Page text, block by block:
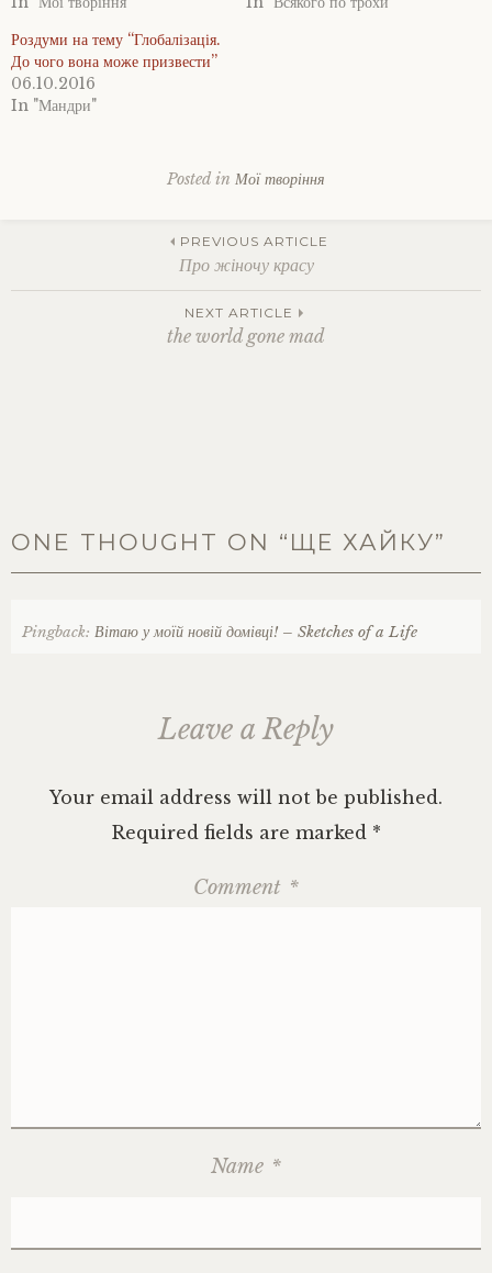
Роздуми на тему “Глобалізація.
До чого вона може призвести”
06.10.2016
In "Мандри"
Posted in Мої творіння
navigation
PREVIOUS ARTICLE
Про жіночу красу
NEXT ARTICLE
the world gone mad
ONE THOUGHT ON “ ЩЕ ХАЙКУ”
Pingback: Вітаю у моїй новій домівці! – Sketches of a Life
Leave a Reply
Your email address will not be published.
Required fields are marked *
Comment *
Name *